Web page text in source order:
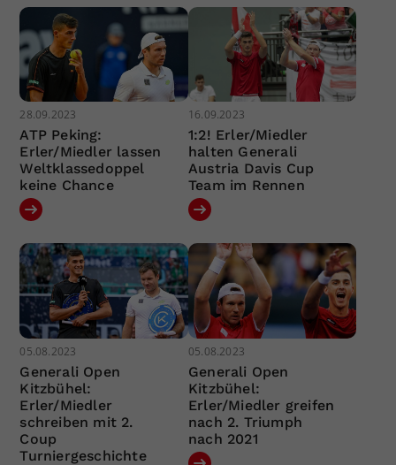
28.09.2023
ATP Peking:
Erler/Miedler lassen
Weltklassedoppel
keine Chance
16.09.2023
1:2! Erler/Miedler
halten Generali
Austria Davis Cup
Team im Rennen
05.08.2023
Generali Open
Kitzbühel:
Erler/Miedler
schreiben mit 2.
Coup
Turniergeschichte
05.08.2023
Generali Open
Kitzbühel:
Erler/Miedler greifen
nach 2. Triumph
nach 2021